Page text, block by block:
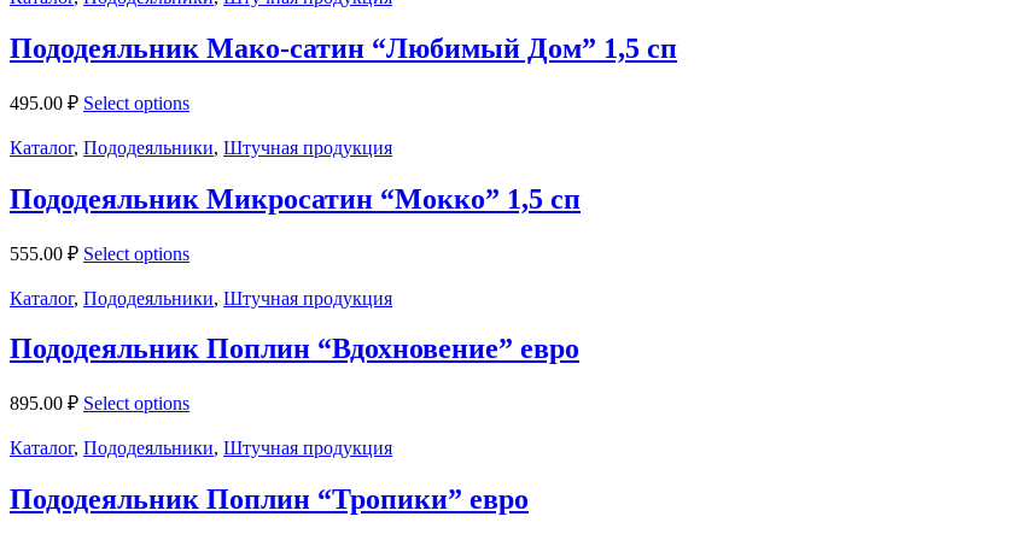
Пододеяльник Мако-сатин “Любимый Дом” 1,5 сп
495.00 ₽ Select options
Каталог, Пододеяльники, Штучная продукция
Пододеяльник Микросатин “Мокко” 1,5 сп
555.00 ₽ Select options
Каталог, Пододеяльники, Штучная продукция
Пододеяльник Поплин “Вдохновение” евро
895.00 ₽ Select options
Каталог, Пододеяльники, Штучная продукция
Пододеяльник Поплин “Тропики” евро